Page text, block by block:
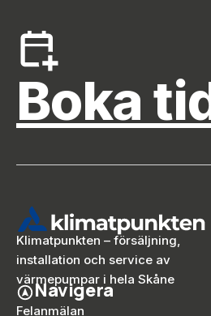
Boka
Klimatpunkten – försäljning,
installation och service av
värmepumpar i hela Skåne
Navigera
Felanmälan